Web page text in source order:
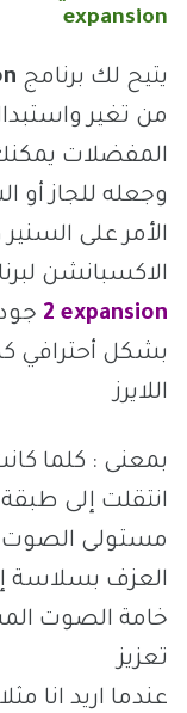
expansion
يتيح لك برنامج
من تغير
المفضلات
وجعله للجاز أو
الأمر على
الاكسبانشن
2 expansion
بشكل أحترافي
اللايرز
بمعنى : كلما
انتقلت إلى
مستولى الصوت
العزف بسلاسة
خامة الصوت
تعزيز
عندما اريد انا